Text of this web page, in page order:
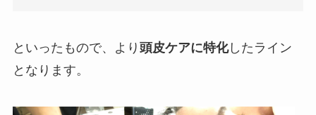
といったもので、より 頭皮ケアに特化したライン
となります。